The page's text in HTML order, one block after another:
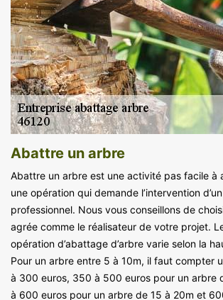
Abattre un arbre
Abattre un arbre est une activité pas facile à
une opération qui demande l’intervention
professionnel. Nous vous conseillons de
agrée comme le réalisateur de votre projet.
opération d’abattage d’arbre varie selon la
Pour un arbre entre 5 à 10m, il faut compter
à 300 euros, 350 à 500 euros pour un arbre
à 600 euros pour un arbre de 15 à 20m et